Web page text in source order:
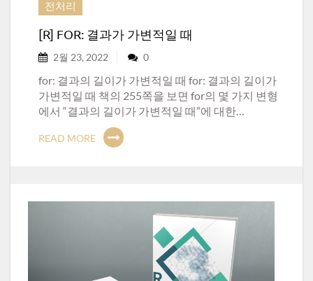
전처리
[R] FOR: 결과가 가변적일 때
2월 23, 2022 0
for: 결과의 길이가 가변적일 때 for: 결과의 길이가
가변적일 때 책의 255쪽을 보면 for의 몇 가지 변형
에서 “결과의 길이가 가변적일 때”에 대한…
READ MORE